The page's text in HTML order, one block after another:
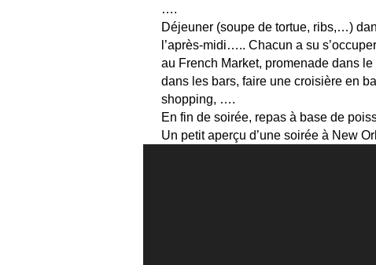
….
Déjeuner (soupe de tortue, ribs,…)
l’après-midi….. Chacun a su
au French Market, promenade dans
dans les bars, faire une croisière en
shopping, ….
En fin de soirée, repas à base de
Un petit aperçu d’une soirée à New